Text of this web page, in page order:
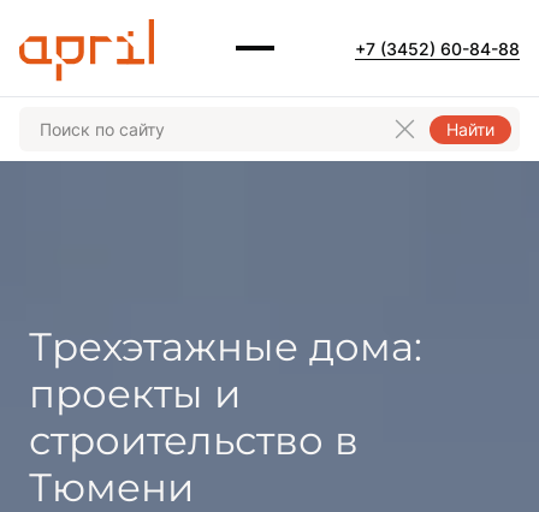
+7 (3452) 60-84-88
Найти
Трехэтажные дома:
проекты и
строительство в
Тюмени